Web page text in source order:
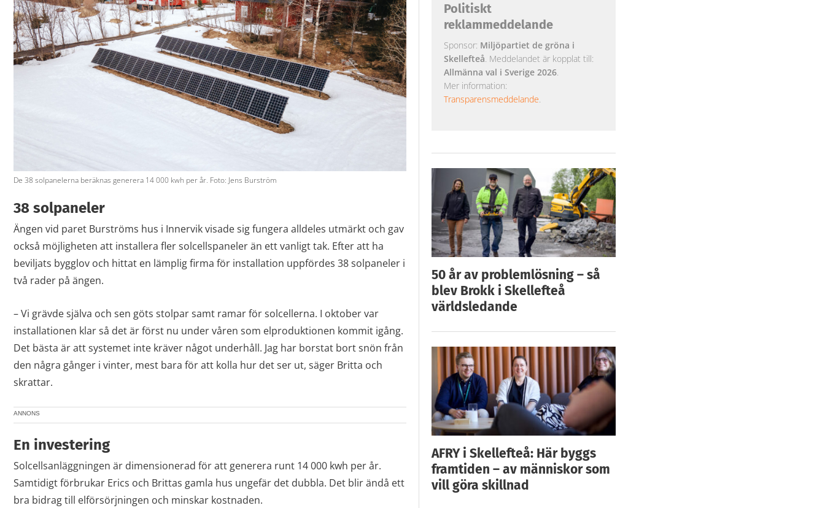
De 38 solpanelerna beräknas generera 14 000 kwh per år. Foto: Jens Burström
38 solpaneler
Ängen vid paret Burströms hus i Innervik visade sig fungera alldeles utmärkt och gav
också möjligheten att installera fler solcellspaneler än ett vanligt tak. Efter att ha
beviljats bygglov och hittat en lämplig firma för installation uppfördes 38 solpaneler i
två rader på ängen.
– Vi grävde själva och sen göts stolpar samt ramar för solcellerna. I oktober var
installationen klar så det är först nu under våren som elproduktionen kommit igång.
Det bästa är att systemet inte kräver något underhåll. Jag har borstat bort snön från
den några gånger i vinter, mest bara för att kolla hur det ser ut, säger Britta och
skrattar.
ANNONS
En investering
Solcellsanläggningen är dimensionerad för att generera runt 14 000 kwh per år.
Samtidigt förbrukar Erics och Brittas gamla hus ungefär det dubbla. Det blir ändå ett
bra bidrag till elförsörjningen och minskar kostnaden.
Politiskt
reklammeddelande
Sponsor: Miljöpartiet de gröna i
Skellefteå. Meddelandet är kopplat till:
Allmänna val i Sverige 2026.
Mer information:
Transparensmeddelande.
50 år av problemlösning – så
blev Brokk i Skellefteå
världsledande
AFRY i Skellefteå: Här byggs
framtiden – av människor som
vill göra skillnad